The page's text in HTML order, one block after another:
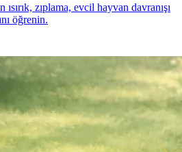
zıplama, evcil hayvan davranışı
öğrenin.